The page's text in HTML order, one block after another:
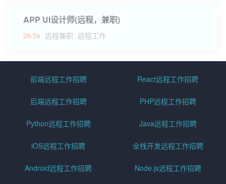
APP UI设计师(远程，兼职)
2k-5k 远程兼职 远程工作
前端远程工作招聘 React远程工作招聘
后端远程工作招聘 PHP远程工作招聘
Python远程工作招聘 Java远程工作招聘
iOS远程工作招聘 全栈开发远程工作招聘
Android远程工作招聘 Node.js远程工作招聘